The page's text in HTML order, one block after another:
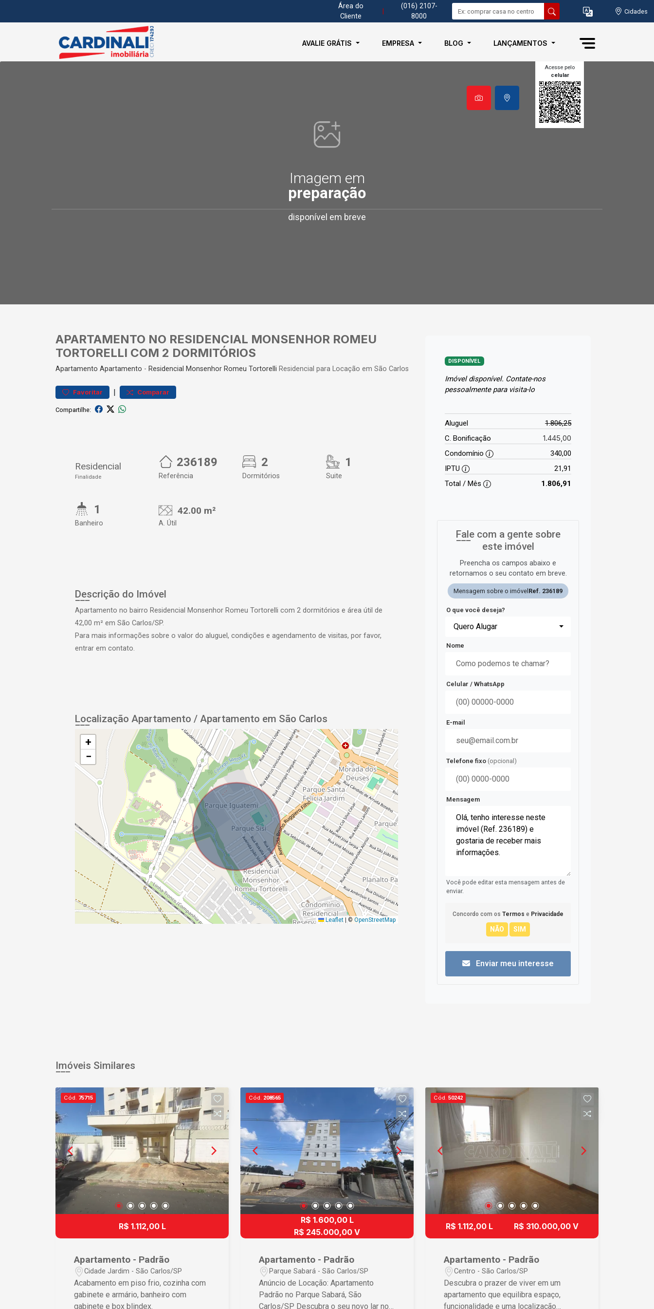
Área do
Cliente
(016) 2107-
8000
Cidades
AVALIE GRÁTIS EMPRESA BLOG LANÇAMENTOS
Imagem em
preparação
disponível em breve
Acesse pelo
celular
APARTAMENTO NO RESIDENCIAL MONSENHOR ROMEU
TORTORELLI COM 2 DORMITÓRIOS
Apartamento Apartamento - Residencial Monsenhor Romeu Tortorelli Residencial para Locação em São Carlos
Favoritar | Comparar
Compartilhe:
Residencial
Finalidade
236189
Referência
2
Dormitórios
1
Suite
1
Banheiro
42.00 m²
A. Útil
Descrição do Imóvel
Apartamento no bairro Residencial Monsenhor Romeu Tortorelli com 2 dormitórios e área útil de
42,00 m² em São Carlos/SP.
Para mais informações sobre o valor do aluguel, condições e agendamento de visitas, por favor,
entrar em contato.
Localização Apartamento / Apartamento em São Carlos
+
−
Leaflet © OpenStreetMap
DISPONÍVEL
Imóvel disponível. Contate-nos
pessoalmente para visita-lo
Aluguel
1.806,25
C. Bonificação
1.445,00
Condomínio
340,00
IPTU
21,91
Total / Mês
1.806,91
Fale com a gente sobre
este imóvel
Preencha os campos abaixo e
retornamos o seu contato em breve.
Mensagem sobre o imóvel Ref. 236189
O que você deseja?
Quero Alugar
Nome
Celular / WhatsApp
E-mail
Telefone fixo (opcional)
Mensagem
Você pode editar esta mensagem antes de
enviar.
Concordo com os Termos e Privacidade
Enviar meu interesse
Imóveis Similares
Cód. 75715
R$ 1.112,00 L
Apartamento - Padrão
Cidade Jardim - São Carlos/SP
Acabamento em piso frio, cozinha com
gabinete e armário, banheiro com
gabinete e box blindex.
Cód. 208565
R$ 1.600,00 L
R$ 245.000,00 V
Apartamento - Padrão
Parque Sabará - São Carlos/SP
Anúncio de Locação: Apartamento
Padrão no Parque Sabará, São
Carlos/SP Descubra o seu novo lar no
Cód. 50242
R$ 1.112,00 L R$ 310.000,00 V
Apartamento - Padrão
Centro - São Carlos/SP
Descubra o prazer de viver em um
apartamento que equilibra espaço,
funcionalidade e uma localização